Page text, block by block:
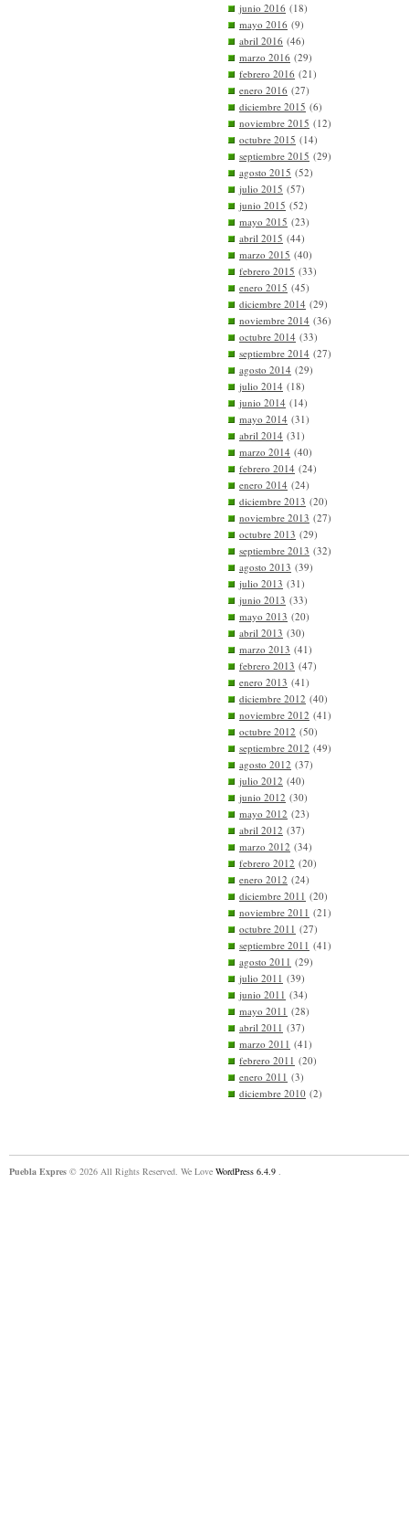
junio 2016 (18)
mayo 2016 (9)
abril 2016 (46)
marzo 2016 (29)
febrero 2016 (21)
enero 2016 (27)
diciembre 2015 (6)
noviembre 2015 (12)
octubre 2015 (14)
septiembre 2015 (29)
agosto 2015 (52)
julio 2015 (57)
junio 2015 (52)
mayo 2015 (23)
abril 2015 (44)
marzo 2015 (40)
febrero 2015 (33)
enero 2015 (45)
diciembre 2014 (29)
noviembre 2014 (36)
octubre 2014 (33)
septiembre 2014 (27)
agosto 2014 (29)
julio 2014 (18)
junio 2014 (14)
mayo 2014 (31)
abril 2014 (31)
marzo 2014 (40)
febrero 2014 (24)
enero 2014 (24)
diciembre 2013 (20)
noviembre 2013 (27)
octubre 2013 (29)
septiembre 2013 (32)
agosto 2013 (39)
julio 2013 (31)
junio 2013 (33)
mayo 2013 (20)
abril 2013 (30)
marzo 2013 (41)
febrero 2013 (47)
enero 2013 (41)
diciembre 2012 (40)
noviembre 2012 (41)
octubre 2012 (50)
septiembre 2012 (49)
agosto 2012 (37)
julio 2012 (40)
junio 2012 (30)
mayo 2012 (23)
abril 2012 (37)
marzo 2012 (34)
febrero 2012 (20)
enero 2012 (24)
diciembre 2011 (20)
noviembre 2011 (21)
octubre 2011 (27)
septiembre 2011 (41)
agosto 2011 (29)
julio 2011 (39)
junio 2011 (34)
mayo 2011 (28)
abril 2011 (37)
marzo 2011 (41)
febrero 2011 (20)
enero 2011 (3)
diciembre 2010 (2)
Puebla Expres © 2026 All Rights Reserved. We Love WordPress 6.4.9 .